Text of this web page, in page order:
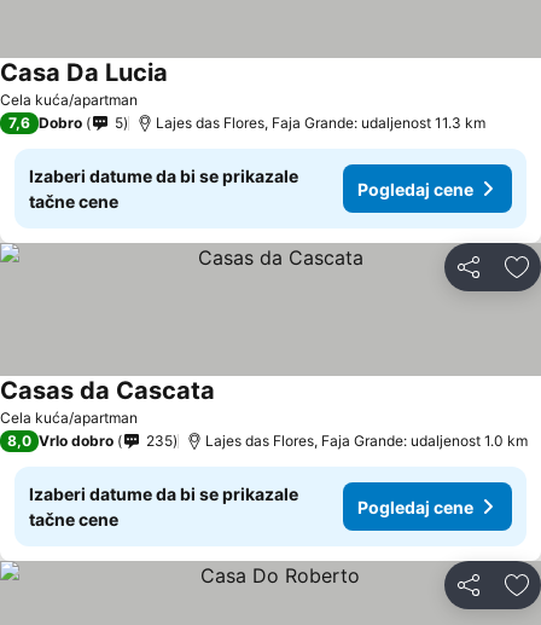
Cela kuća/apartman
Casa Da Lucia
7,6 Dobro 5 Lajes das Flores, Faja Grande: udaljenost 11.3 km
Izaberi datume da bi se prikazale
tačne cene
Pogledaj cene
Deli
Cela kuća/apartman
Casas da Cascata
8,0 Vrlo dobro 235 Lajes das Flores, Faja Grande: udaljenost 1.0 km
Izaberi datume da bi se prikazale
tačne cene
Pogledaj cene
Deli